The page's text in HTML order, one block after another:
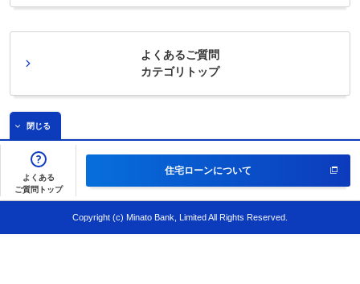
よくあるご質問
カテゴリトップ
閉じる
よくある
ご質問トップ
住宅ローンについて
Copyright (c) Minato Bank, Limited All Rights Reserved.